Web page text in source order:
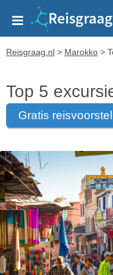
Reisgraag.nl > Marokko >
Top 5
gratis